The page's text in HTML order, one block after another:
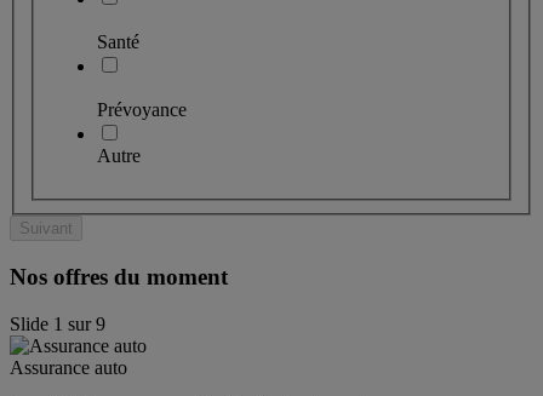
Santé
Prévoyance
Autre
Suivant
Nos offres du moment
Slide 1 sur9
Assurance auto